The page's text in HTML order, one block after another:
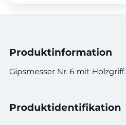
Produktinformation
Gipsmesser Nr. 6 mit Holzgriff.
Produktidentifikation